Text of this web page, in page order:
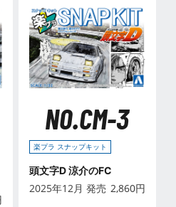
NO.CM-3
楽プラ スナップキット
頭文字D 涼介のFC
2025年12月 発売 2,860円